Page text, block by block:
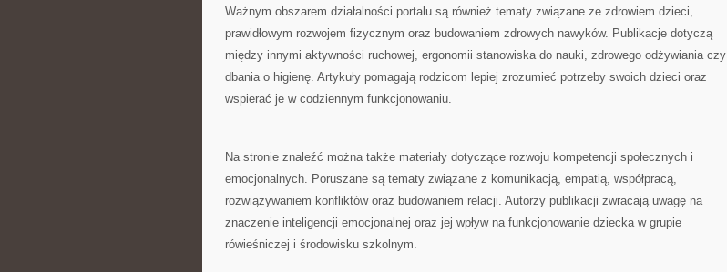
Ważnym obszarem działalności portalu są również tematy związane ze zdrowiem dzieci,
prawidłowym rozwojem fizycznym oraz budowaniem zdrowych nawyków. Publikacje dotyczą
między innymi aktywności ruchowej, ergonomii stanowiska do nauki, zdrowego odżywiania czy
dbania o higienę. Artykuły pomagają rodzicom lepiej zrozumieć potrzeby swoich dzieci oraz
wspierać je w codziennym funkcjonowaniu.
Na stronie znaleźć można także materiały dotyczące rozwoju kompetencji społecznych i
emocjonalnych. Poruszane są tematy związane z komunikacją, empatią, współpracą,
rozwiązywaniem konfliktów oraz budowaniem relacji. Autorzy publikacji zwracają uwagę na
znaczenie inteligencji emocjonalnej oraz jej wpływ na funkcjonowanie dziecka w grupie
rówieśniczej i środowisku szkolnym.